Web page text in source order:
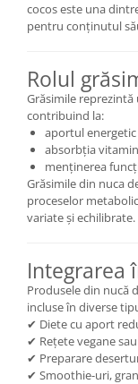
cocos este una
pentru conținutul
Rolul
Grăsimile
contribuind la:
aportul energetic
absorbția
menținerea
Grăsimile din nuca
proceselor
variate și echilibrate.
Integrarea
Produsele din nucă
incluse în diverse
✔ Diete cu aport
✔ Rețete vegane
✔ Preparare
✔ Smoothie-uri,